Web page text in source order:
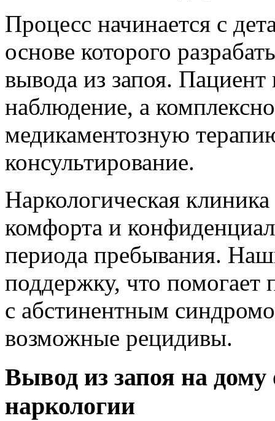
Процесс начинается с
основе которого
вывода из запоя. Пациент
наблюдение, а
медикаментозную
консультирование.
Наркологическая
комфорта и
периода пребывания.
поддержку, что помогает
с абстинентным
возможные рецидивы.
Вывод из запоя на дому
наркологии